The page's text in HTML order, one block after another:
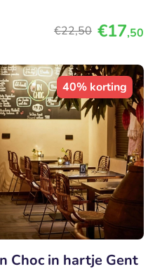
€22,50 €17,50
40% korting
Choc in hartje Gent